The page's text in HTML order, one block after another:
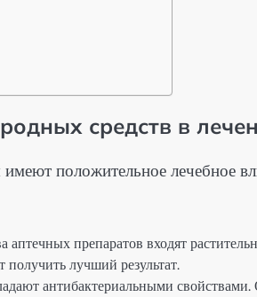
средств в
положительное лечебное
аптечных препаратов входят
получить лучший результат.
антибактериальными